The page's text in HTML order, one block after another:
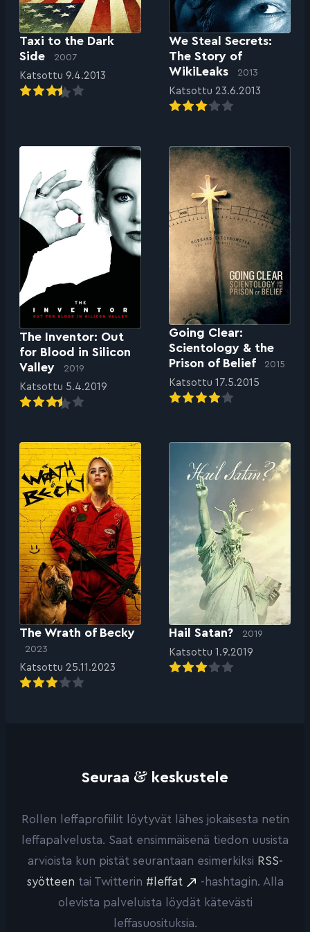
Taxi to the Dark
Side
2007
Katsottu 9.4.2013
We Steal Secrets:
The Story of
WikiLeaks
2013
Katsottu 23.6.2013
The Inventor: Out
for Blood in Silicon
Valley
2019
Katsottu 5.4.2019
Going Clear:
Scientology & the
Prison of Belief
2015
Katsottu 17.5.2015
The Wrath of Becky
2023
Katsottu 25.11.2023
Hail Satan? 2019
Katsottu 1.9.2019
Seuraa & keskustele
Rollen leffaprofiilit löytyvät lähes jokaisesta netin
leffapalvelusta. Saat ensimmäisenä tiedon uusista
arvioista kun pistät seurantaan esimerkiksi RSS-
syötteen tai Twitterin #leffat
-hashtagin. Alla
olevista palveluista löydät kätevästi
leffasuosituksia.